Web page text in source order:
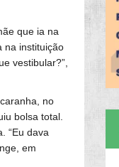
que ia na
na instituição
vestibular?”,
no
bolsa total.
“Eu dava
em